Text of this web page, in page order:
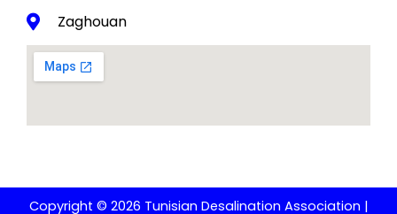
Zaghouan
Copyright © 2026 Tunisian Desalination Association |